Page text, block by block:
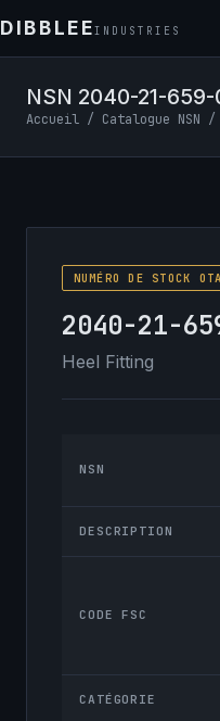
DIBBLEEINDUSTRIES
NSN 2040-21-
Accueil / Catalogue NSN /
NUMÉRO DE STOCK
2040-21-
Heel Fitting
NSN
DESCRIPTION
CODE FSC
CATÉGORIE